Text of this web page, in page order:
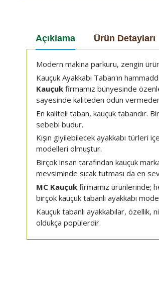
Açıklama Ürün Detayları
Modern makina parkuru, zengin
Kauçuk Ayakkabı Taban'ın
Kauçukfirmamız bünyesinde
sayesinde kaliteden ödün
En kaliteli taban, kauçuk tabandır.
sebebi budur.
Kışın giyilebilecek ayakkabı türleri
modelleri olmuştur.
Birçok insan tarafından kauçuk
mevsiminde sıcak tutması da en
MC Kauçukfirmamız ürünlerinde;
birçok kauçuk tabanlı ayakkabı
Kauçuk tabanlı ayakkabılar, özellik,
oldukça popülerdir.